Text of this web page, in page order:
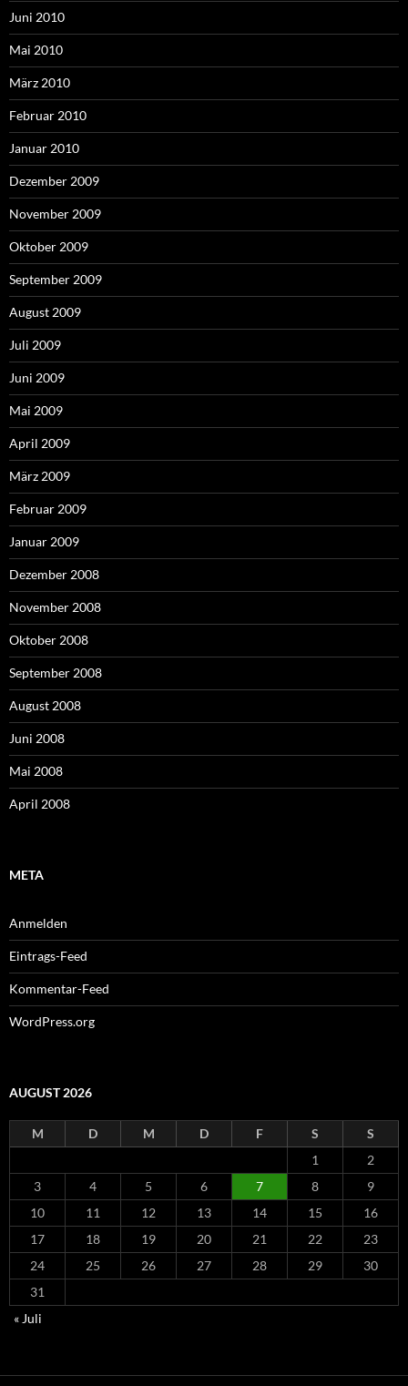
Juni 2010
Mai 2010
März 2010
Februar 2010
Januar 2010
Dezember 2009
November 2009
Oktober 2009
September 2009
August 2009
Juli 2009
Juni 2009
Mai 2009
April 2009
März 2009
Februar 2009
Januar 2009
Dezember 2008
November 2008
Oktober 2008
September 2008
August 2008
Juni 2008
Mai 2008
April 2008
META
Anmelden
Eintrags-Feed
Kommentar-Feed
WordPress.org
AUGUST 2026
M D M D F S
S
1
2
3
4 5 6 7 8
9
10
11 12 13 14 15
16
17
18 19 20 21 22
23
24
25 26 27 28 29
30
31
« Juli